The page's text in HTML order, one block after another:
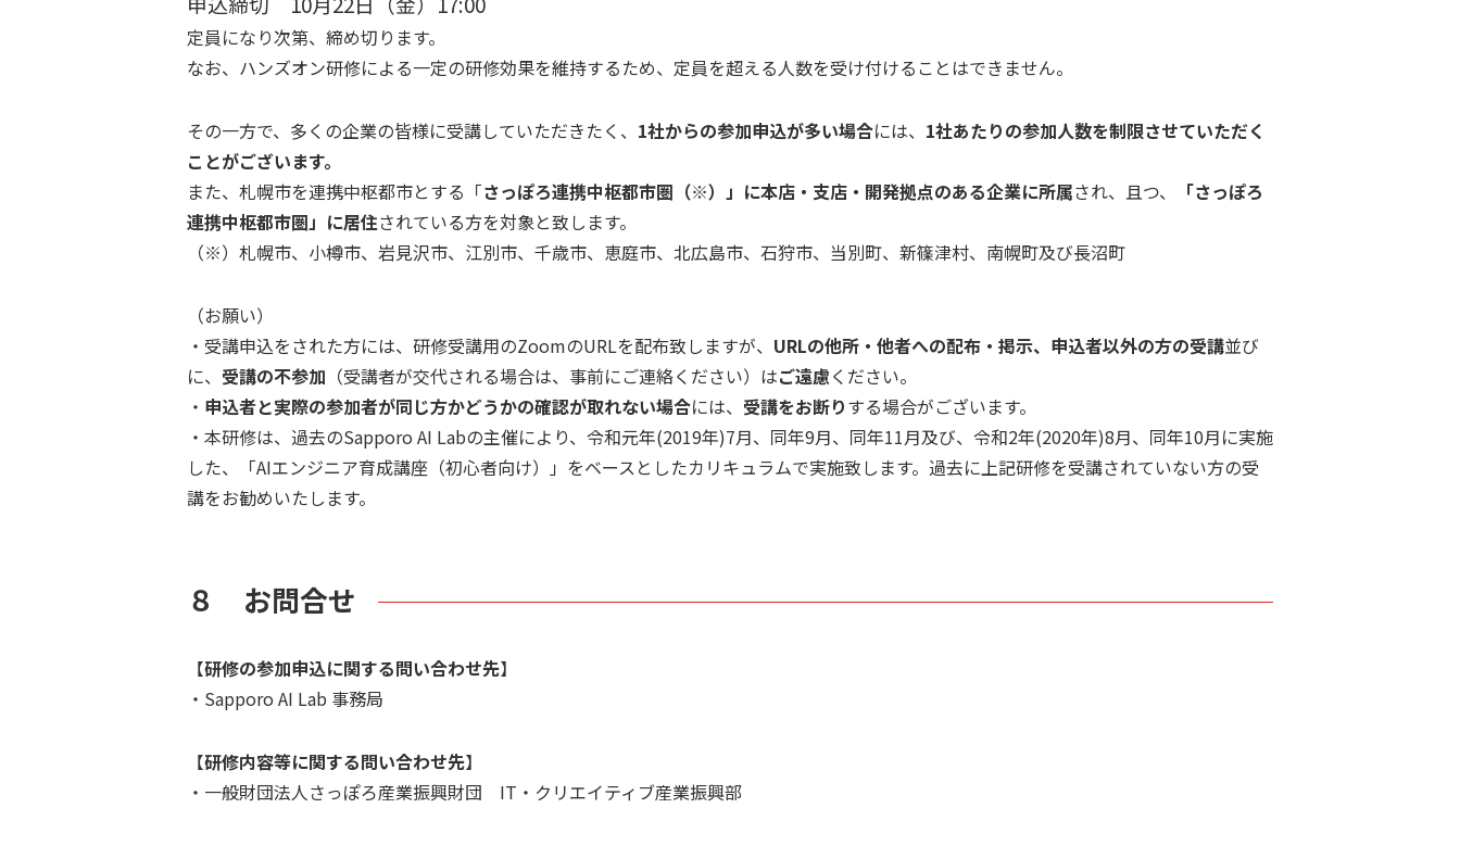
定員になり次第、締め切ります。
なお、ハンズオン研修による一定の研修効果を維持するため、定員を超える人数を受け付けることはできません。
その一方で、多くの企業の皆様に受講していただきたく、 1社からの参加申込が多い場合には、 1社あたりの参加人数を制限させていただく
ことがございます。
また、札幌市を連携中枢都市とする「さっぽろ連携中枢都市圏（※）」に本店・支店・開発拠点のある企業に所属され、且つ、
「さっぽろ
連携中枢都市圏」に居住されている方を対象と致します。
（※）札幌市、小樽市、岩見沢市、江別市、千歳市、恵庭市、北広島市、石狩市、当別町、新篠津村、南幌町及び長沼町
（お願い）
・受講申込をされた方には、研修受講用のZoomのURLを配布致しますが、 URLの他所・他者への配布・掲示、申込者以外の方の受講並び
に、 受講の不参加 （受講者が交代される場合は、事前にご連絡ください）はご遠慮ください。
・ 申込者と実際の参加者が同じ方かどうかの確認が取れない場合には、 受講をお断りする場合がございます。
・本研修は、過去のSapporo AI Labの主催により、令和元年(2019年)7月、同年9月、同年11月及び、令和2年(2020年)8月、同年10月に実施
した、「AIエンジニア育成講座（初心者向け）」をベースとしたカリキュラムで実施致します。過去に上記研修を受講されていない方の受
講をお勧めいたします。
８ お問合せ
【研修の参加申込に関する問い合わせ先】
・Sapporo AI Lab 事務局
【研修内容等に関する問い合わせ先】
・一般財団法人さっぽろ産業振興財団 IT・クリエイティブ産業振興部